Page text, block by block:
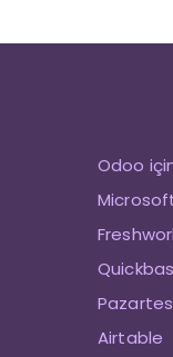
Odoo
Airtable